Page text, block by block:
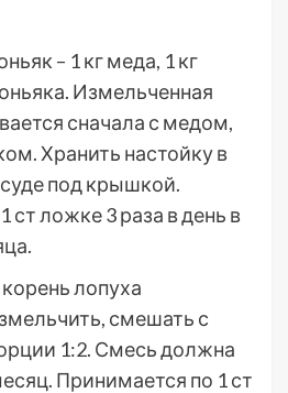
– 1 кг меда, 1 кг
Измельченная
сначала с медом,
Хранить настойку в
под крышкой.
ст ложке 3 раза в день в
лопуха
смешать с
1:2. Смесь должна
Принимается по 1 ст